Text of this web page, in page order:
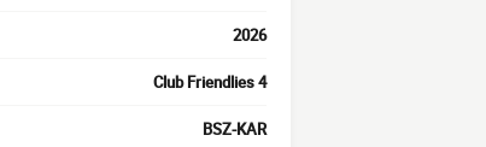
2026
Club Friendlies 4
BSZ-KAR